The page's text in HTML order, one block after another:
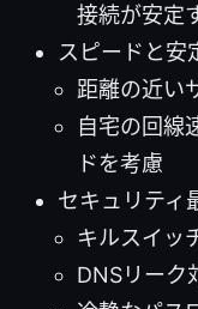
接続が安定
スピードと安
距離の近い
自宅の回線
ドを考慮
セキュリティ
キルスイッ
DNSリーク